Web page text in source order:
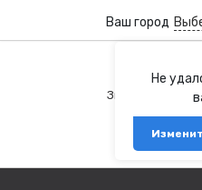
Не
Ваш город
+7 (800)
Звонок
+7 (931)
telegram